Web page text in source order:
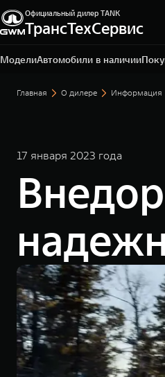
Официальный дилер TANK
ТрансТехСервис
МоделиАвтомобили в наличии
Набережные Челны,
+7 (8552) 39-11-14
Главная О дилере Информация
17 января 2023 года